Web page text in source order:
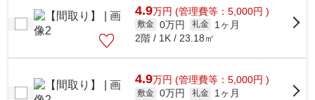
4.9万円 (管理費等：5,000円 )
敷金 0万円 礼金
1ヶ月
2階 / 1K / 23.18㎡
4.9万円 (管理費等：5,000円 )
敷金 0万円 礼金
1ヶ月